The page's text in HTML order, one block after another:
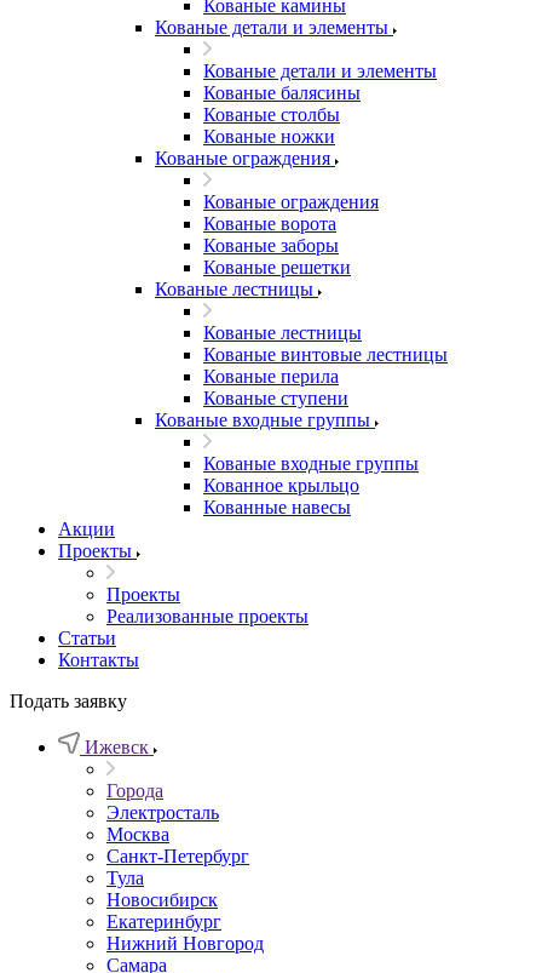
Кованые камины
Кованые детали и элементы
Кованые детали и элементы
Кованые балясины
Кованые столбы
Кованые ножки
Кованые ограждения
Кованые ограждения
Кованые ворота
Кованые заборы
Кованые решетки
Кованые лестницы
Кованые лестницы
Кованые винтовые лестницы
Кованые перила
Кованые ступени
Кованые входные группы
Кованые входные группы
Кованное крыльцо
Кованные навесы
Акции
Проекты
Проекты
Реализованные проекты
Статьи
Контакты
Подать заявку
Ижевск
Города
Электросталь
Москва
Санкт-Петербург
Тула
Новосибирск
Екатеринбург
Нижний Новгород
Самара